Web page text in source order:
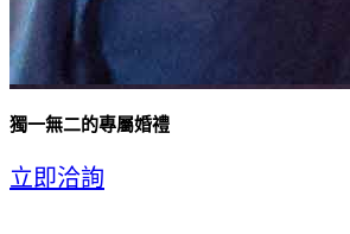
獨一無二的專屬婚禮
立即洽詢